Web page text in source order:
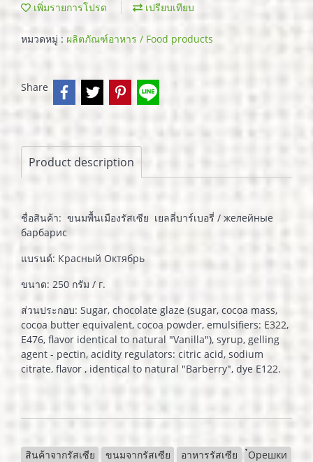
เพิ่มรายการโปรด เปรียบเทียบ
หมวดหมู่ : ผลิตภัณฑ์อาหาร / Food products
Share
Product description
ชื่อสินค้า: ขนมพื้นเมืองรัสเซีย เยลลี่บาร์เบอรี่ / желейные
барбарис
แบรนด์: Красный Октябрь
ขนาด: 250 กรัม / г.
ส่วนประกอบ: Sugar, chocolate glaze (sugar, cocoa mass,
cocoa butter equivalent, cocoa powder, emulsifiers: E322,
E476, flavor identical to natural "Vanilla"), syrup, gelling
agent - pectin, acidity regulators: citric acid, sodium
citrate, flavor , identical to natural "Barberry", dye E122.
สินค้าจากรัสเซีย ขนมจากรัสเซีย อาหารรัสเซีย
๋Орешки